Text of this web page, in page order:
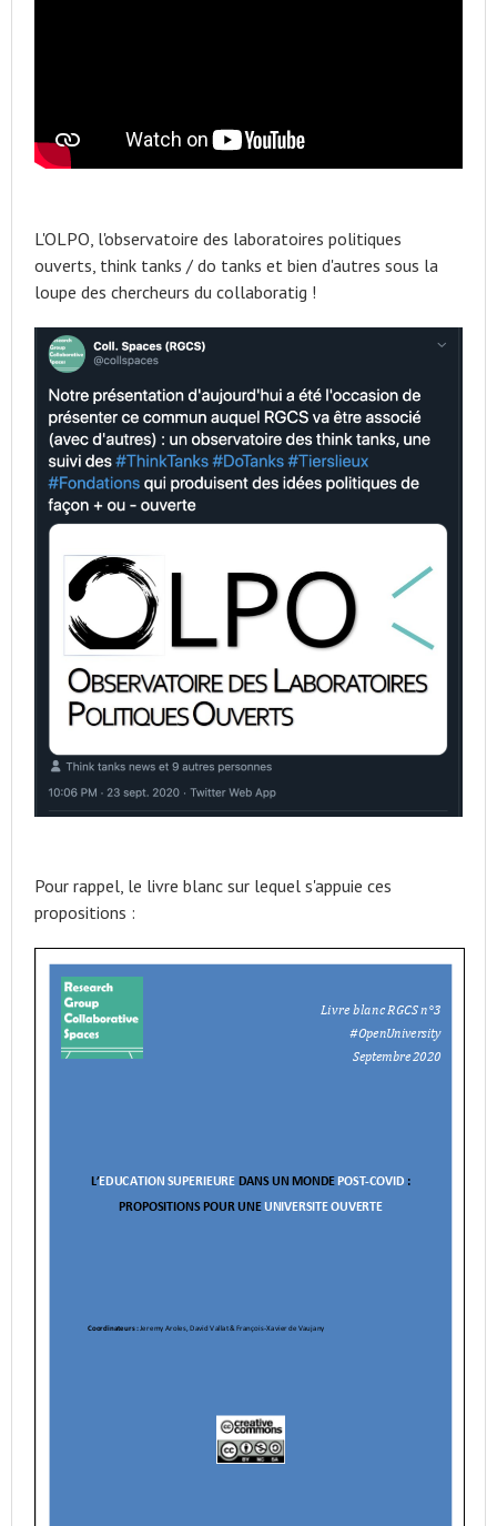
L'OLPO, l'observatoire des laboratoires politiques
ouverts, think tanks / do tanks et bien d'autres sous la
loupe des chercheurs du collaboratig !
Pour rappel, le livre blanc sur lequel s'appuie ces
propositions :